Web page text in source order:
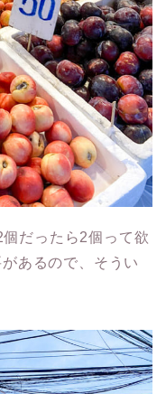
だったら2個って欲
あるので、そうい